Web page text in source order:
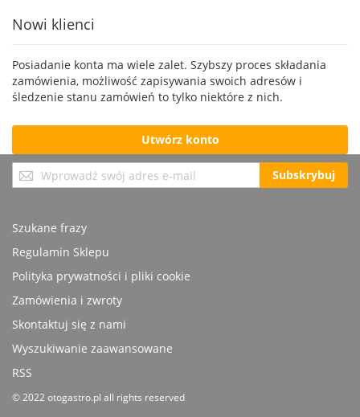
Nowi klienci
Posiadanie konta ma wiele zalet. Szybszy proces składania
zamówienia, możliwość zapisywania swoich adresów i
śledzenie stanu zamówień to tylko niektóre z nich.
Utwórz konto
Subskrybuj
nasz
Subskrybuj
Szukane frazy
Regulamin Sklepu
Polityka prywatności i pliki cookie
Zamówienia i zwroty
Skontaktuj się z nami
Wyszukiwanie zaawansowane
RSS
© 2022 otogastro.pl all rights reserved